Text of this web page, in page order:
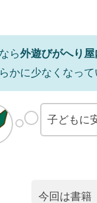
ら外遊びがへり
かに少なくなって
子どもに
今回は書籍